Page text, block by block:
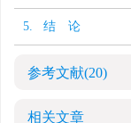
5. 结 论
参考文献(20)
相关文章